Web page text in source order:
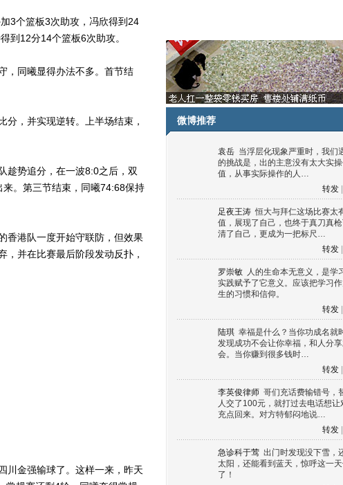
3个篮板3次助攻，冯欣得到24
到12分14个篮板6次助攻。
同曦显得办法不多。首节结
，并实现逆转。上半场结束，
势追分，在一波8:0之后，双
。第三节结束，同曦74:68保持
港队一度开始守联防，但效果
并在比赛最后阶段发动反扑，
金强输球了。这样一来，昨天
微博推荐
袁岳 当浮层化现象严重时，我们
的挑战是，出的主意没有太大实
值，从事实际操作的人…
转发
足夜王涛 恒大与拜仁这场比赛太
值，展现了自己，也终于真刀真
清了自己，更成为一把标尺…
转发
罗崇敏 人的生命本无意义，是学
实践赋予了它意义。应该把学习作
生的习惯和信仰。
转发
陆琪 幸福是什么？当你功成名就
发现成功不会让你幸福，和人分
会。当你赚到很多钱时…
转发
李英俊律师 哥们充话费输错号，
人交了100元，就打过去电话想让
充点回来。对方特郁闷地说…
转发
急诊科于莺 出门时发现没下雪，
太阳，还能看到蓝天，惊呼这一
了！